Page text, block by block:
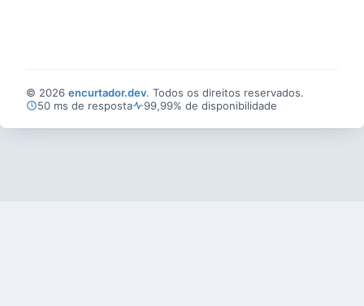
© 2026 encurtador.dev. Todos os direitos reservados.
50 ms de resposta
99,99% de disponibilidade